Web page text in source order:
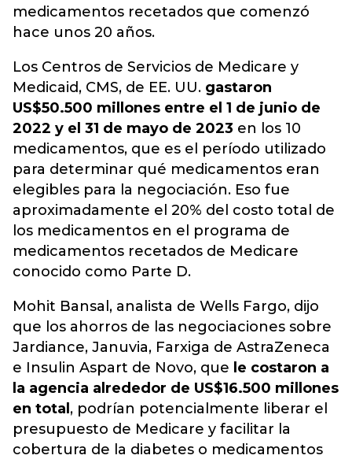
medicamentos recetados que comenzó
hace unos 20 años.
Los Centros de Servicios de Medicare y
Medicaid, CMS, de EE. UU. gastaron
US$50.500 millones entre el 1 de junio de
2022 y el 31 de mayo de 2023 en los 10
medicamentos, que es el período utilizado
para determinar qué medicamentos eran
elegibles para la negociación. Eso fue
aproximadamente el 20% del costo total de
los medicamentos en el programa de
medicamentos recetados de Medicare
conocido como Parte D.
Mohit Bansal, analista de Wells Fargo, dijo
que los ahorros de las negociaciones sobre
Jardiance, Januvia, Farxiga de AstraZeneca
e Insulin Aspart de Novo, que le costaron a
la agencia alrededor de US$16.500 millones
en total , podrían potencialmente liberar el
presupuesto de Medicare y facilitar la
cobertura de la diabetes o medicamentos